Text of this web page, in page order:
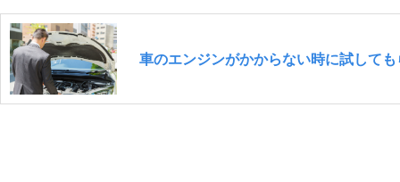
車のエンジンがかからない時に試して